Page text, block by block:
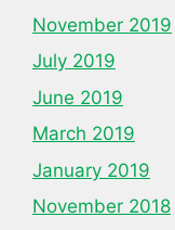
November 2019
July 2019
June 2019
March 2019
January 2019
November 2018